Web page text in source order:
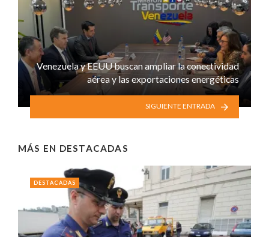
Venezuela y EEUU buscan ampliar la conectividad
aérea y las exportaciones energéticas
SIGUIENTE ENTRADA
MÁS EN DESTACADAS
DESTACADAS